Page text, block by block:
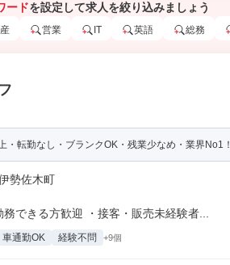
ードを設定して求人を絞り込みましょう
営業 IT 英語 総務
転勤なし・ブランクOK・残業少なめ・業界No1！
勢佐木町
できる方歓迎 ・接客・販売未経験者...
車通勤OK 経験不問 +9個